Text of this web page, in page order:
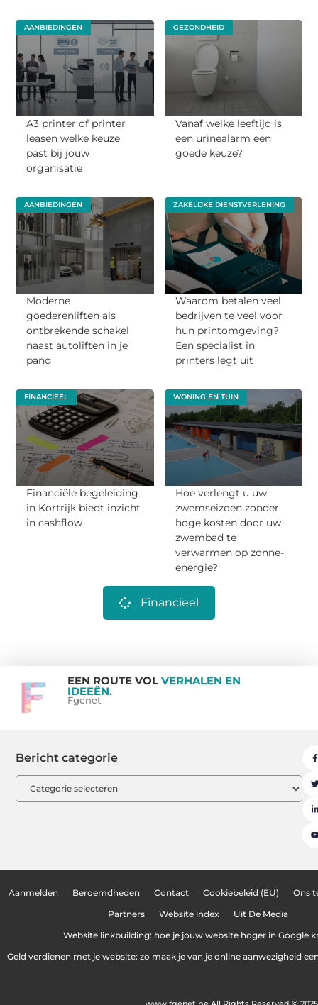
AANBIEDINGEN
A3 printer of printer
leasen welke keuze
past bij jouw
organisatie
GEZONDHEID
Vanaf welke leeftijd is
een urinealarm een
goede keuze?
AANBIEDINGEN
Moderne
goederenliften als
ontbrekende schakel
naast autoliften in je
pand
ZAKELIJKE DIENSTVERLENING
Waarom betalen veel
bedrijven te veel voor
hun printomgeving?
Een specialist in
printers legt uit
FINANCIEEL
Financiële begeleiding
in Kortrijk biedt inzicht
in cashflow
WONING EN TUIN
Hoe verlengt u uw
zwemseizoen zonder
hoge kosten door uw
zwembad te
verwarmen op zonne-
energie?
Financieel
EEN ROUTE VOL VERHALEN EN
IDEEËN.
Fgenet
Bericht categorie
Aanmelden Beroemdheden Contact Cookiebeleid (EU) Ons
Partners Website index Uit De Media
Website linkbuilding: hoe je jouw website hoger in Google
Geld verdienen met je website: zo maak je van je online aanwezigheid